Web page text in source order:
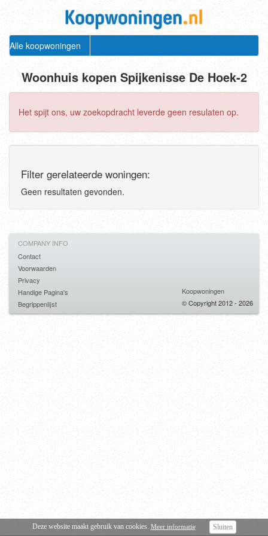
Alle koopwoningen
Woonhuis kopen Spijkenisse De Hoek-2
Het spijt ons, uw zoekopdracht leverde geen resulaten op.
Filter gerelateerde woningen:
Geen resultaten gevonden.
Deze website maakt gebruik van cookies. Meer informatie Sluiten
COMPANY INFO
Contact
Voorwaarden
Privacy
Handige Pagina's
Begrippenlijst
Koopwoningen
© Copyright 2012 - 2026